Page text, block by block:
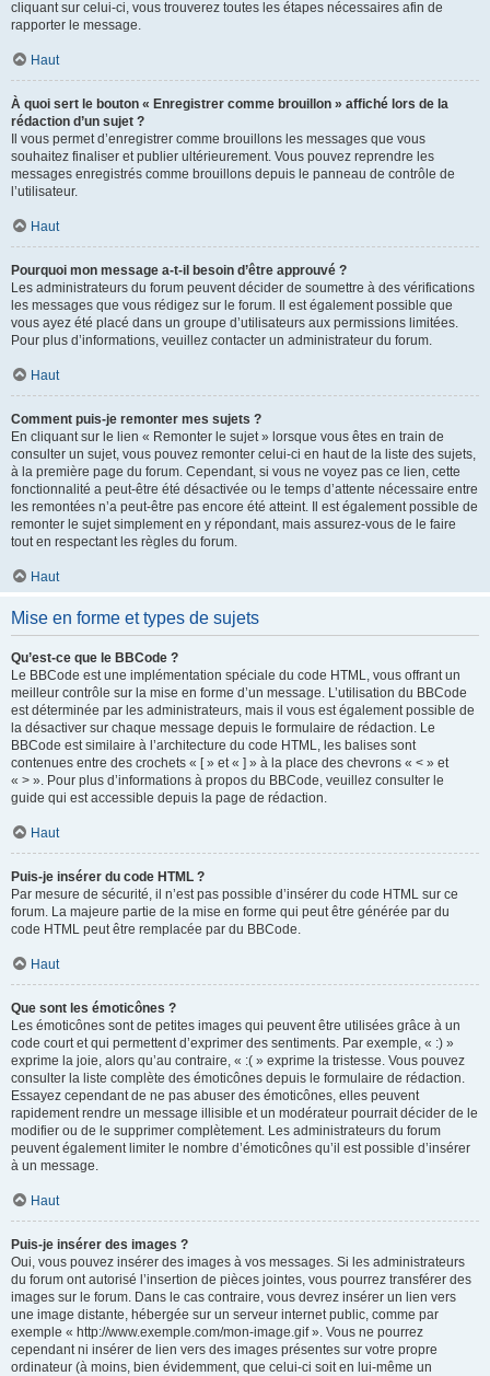
cliquant sur celui-ci, vous trouverez toutes les étapes nécessaires afin de
rapporter le message.
Haut
À quoi sert le bouton « Enregistrer comme brouillon » affiché lors de la
rédaction d’un sujet ?
Il vous permet d’enregistrer comme brouillons les messages que vous
souhaitez finaliser et publier ultérieurement. Vous pouvez reprendre les
messages enregistrés comme brouillons depuis le panneau de contrôle de
l’utilisateur.
Haut
Pourquoi mon message a-t-il besoin d’être approuvé ?
Les administrateurs du forum peuvent décider de soumettre à des vérifications
les messages que vous rédigez sur le forum. Il est également possible que
vous ayez été placé dans un groupe d’utilisateurs aux permissions limitées.
Pour plus d’informations, veuillez contacter un administrateur du forum.
Haut
Comment puis-je remonter mes sujets ?
En cliquant sur le lien « Remonter le sujet » lorsque vous êtes en train de
consulter un sujet, vous pouvez remonter celui-ci en haut de la liste des sujets,
à la première page du forum. Cependant, si vous ne voyez pas ce lien, cette
fonctionnalité a peut-être été désactivée ou le temps d’attente nécessaire entre
les remontées n’a peut-être pas encore été atteint. Il est également possible de
remonter le sujet simplement en y répondant, mais assurez-vous de le faire
tout en respectant les règles du forum.
Haut
Mise en forme et types de sujets
Qu’est-ce que le BBCode ?
Le BBCode est une implémentation spéciale du code HTML, vous offrant un
meilleur contrôle sur la mise en forme d’un message. L’utilisation du BBCode
est déterminée par les administrateurs, mais il vous est également possible de
la désactiver sur chaque message depuis le formulaire de rédaction. Le
BBCode est similaire à l’architecture du code HTML, les balises sont
contenues entre des crochets « [ » et « ] » à la place des chevrons « < » et
« > ». Pour plus d’informations à propos du BBCode, veuillez consulter le
guide qui est accessible depuis la page de rédaction.
Haut
Puis-je insérer du code HTML ?
Par mesure de sécurité, il n’est pas possible d’insérer du code HTML sur ce
forum. La majeure partie de la mise en forme qui peut être générée par du
code HTML peut être remplacée par du BBCode.
Haut
Que sont les émoticônes ?
Les émoticônes sont de petites images qui peuvent être utilisées grâce à un
code court et qui permettent d’exprimer des sentiments. Par exemple, « :) »
exprime la joie, alors qu’au contraire, « :( » exprime la tristesse. Vous pouvez
consulter la liste complète des émoticônes depuis le formulaire de rédaction.
Essayez cependant de ne pas abuser des émoticônes, elles peuvent
rapidement rendre un message illisible et un modérateur pourrait décider de le
modifier ou de le supprimer complètement. Les administrateurs du forum
peuvent également limiter le nombre d’émoticônes qu’il est possible d’insérer
à un message.
Haut
Puis-je insérer des images ?
Oui, vous pouvez insérer des images à vos messages. Si les administrateurs
du forum ont autorisé l’insertion de pièces jointes, vous pourrez transférer des
images sur le forum. Dans le cas contraire, vous devrez insérer un lien vers
une image distante, hébergée sur un serveur internet public, comme par
exemple « http://www.exemple.com/mon-image.gif ». Vous ne pourrez
cependant ni insérer de lien vers des images présentes sur votre propre
ordinateur (à moins, bien évidemment, que celui-ci soit en lui-même un